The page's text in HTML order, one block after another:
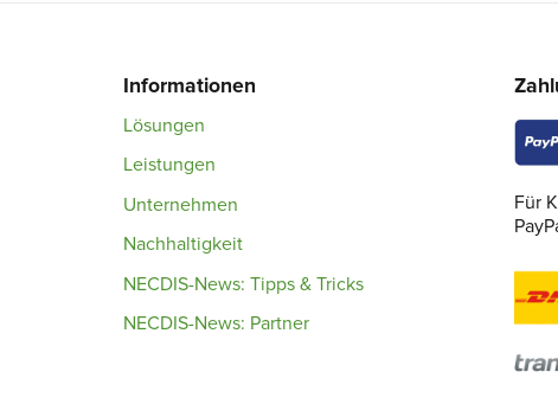
Informationen
Lösungen
Leistungen
Unternehmen
Nachhaltigkeit
NECDIS-News: Tipps & Tricks
NECDIS-News: Partner
Für